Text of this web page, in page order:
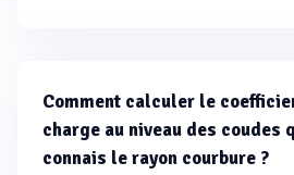
Comment calculer le
charge au niveau des coudes
connais le rayon courbure ?